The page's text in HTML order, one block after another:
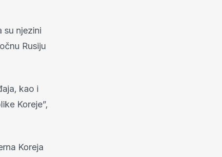
su njezini
Rusiju
kao i
Koreje”,
Koreja